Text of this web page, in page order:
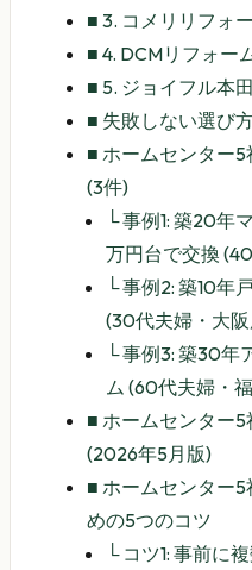
■ 3. コメリリフォ
■ 4. DCMリフォー
■ 5. ジョイフル本
■ 失敗しない選び
■ ホームセンター
(3件)
└事例1: 築20年
万円台で交換
└事例2: 築10年
(30代夫婦・大
└事例3: 築30年
ム (60代夫婦・
■ ホームセンター
(2026年5月版)
■ ホームセンター
めの5つのコツ
└ コツ1: 事前に